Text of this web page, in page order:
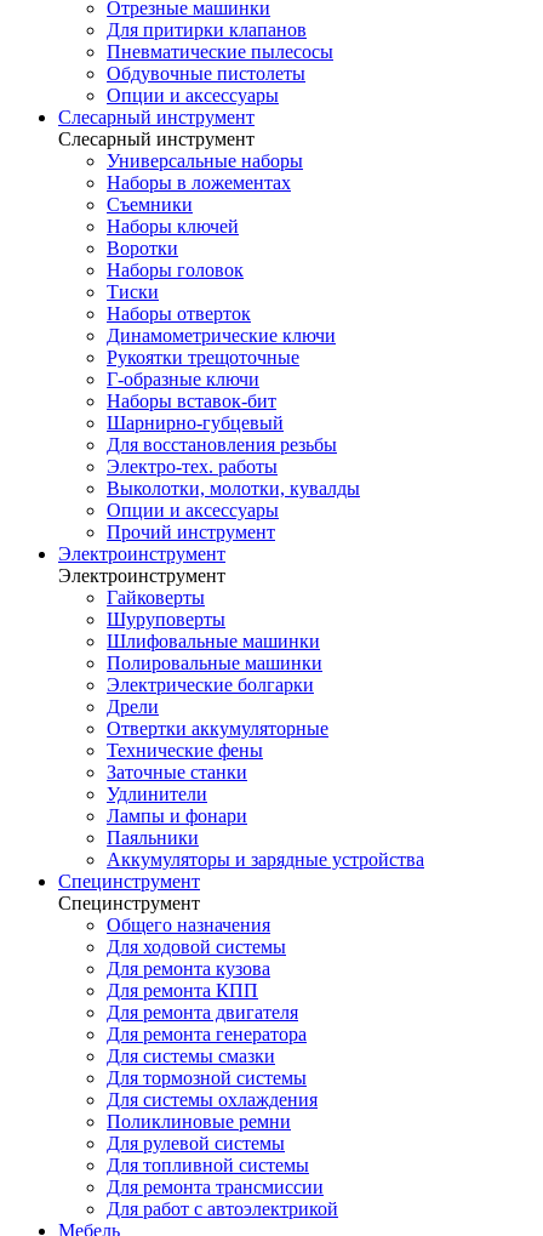
Отрезные машинки
Для притирки клапанов
Пневматические пылесосы
Обдувочные пистолеты
Опции и аксессуары
Слесарный инструмент
Слесарный инструмент
Универсальные наборы
Наборы в ложементах
Съемники
Наборы ключей
Воротки
Наборы головок
Тиски
Наборы отверток
Динамометрические ключи
Рукоятки трещоточные
Г-образные ключи
Наборы вставок-бит
Шарнирно-губцевый
Для восстановления резьбы
Электро-тех. работы
Выколотки, молотки, кувалды
Опции и аксессуары
Прочий инструмент
Электроинструмент
Электроинструмент
Гайковерты
Шуруповерты
Шлифовальные машинки
Полировальные машинки
Электрические болгарки
Дрели
Отвертки аккумуляторные
Технические фены
Заточные станки
Удлинители
Лампы и фонари
Паяльники
Аккумуляторы и зарядные устройства
Специнструмент
Специнструмент
Общего назначения
Для ходовой системы
Для ремонта кузова
Для ремонта КПП
Для ремонта двигателя
Для ремонта генератора
Для системы смазки
Для тормозной системы
Для системы охлаждения
Поликлиновые ремни
Для рулевой системы
Для топливной системы
Для ремонта трансмиссии
Для работ с автоэлектрикой
Мебель